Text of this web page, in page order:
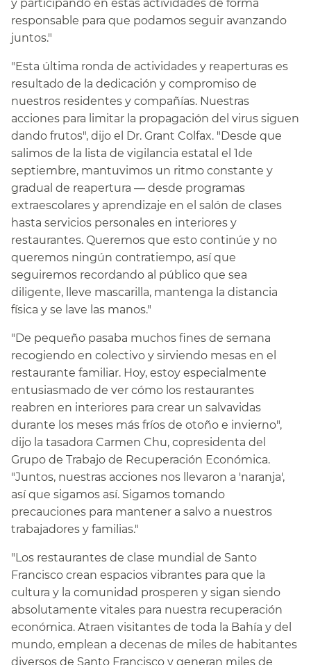
y participando en estas actividades de forma
responsable para que podamos seguir avanzando
juntos."​​
"Esta última ronda de actividades y reaperturas es
resultado de la dedicación y compromiso de
nuestros residentes y compañías. Nuestras
acciones para limitar la propagación del virus siguen
dando frutos", dijo el Dr. Grant Colfax. "Desde que
salimos de la lista de vigilancia estatal el 1de
septiembre, mantuvimos un ritmo constante y
gradual de reapertura — desde programas
extraescolares y aprendizaje en el salón de clases
hasta servicios personales en interiores y
restaurantes. Queremos que esto continúe y no
queremos ningún contratiempo, así que
seguiremos recordando al público que sea
diligente, lleve mascarilla, mantenga la distancia
física y se lave las manos."​​
"De pequeño pasaba muchos fines de semana
recogiendo en colectivo y sirviendo mesas en el
restaurante familiar. Hoy, estoy especialmente
entusiasmado de ver cómo los restaurantes
reabren en interiores para crear un salvavidas
durante los meses más fríos de otoño e invierno",
dijo la tasadora Carmen Chu, copresidenta del
Grupo de Trabajo de Recuperación Económica.
"Juntos, nuestras acciones nos llevaron a 'naranja',
así que sigamos así. Sigamos tomando
precauciones para mantener a salvo a nuestros
trabajadores y familias."​​
"Los restaurantes de clase mundial de Santo
Francisco crean espacios vibrantes para que la
cultura y la comunidad prosperen y sigan siendo
absolutamente vitales para nuestra recuperación
económica. Atraen visitantes de toda la Bahía y del
mundo, emplean a decenas de miles de habitantes
diversos de Santo Francisco y generan miles de